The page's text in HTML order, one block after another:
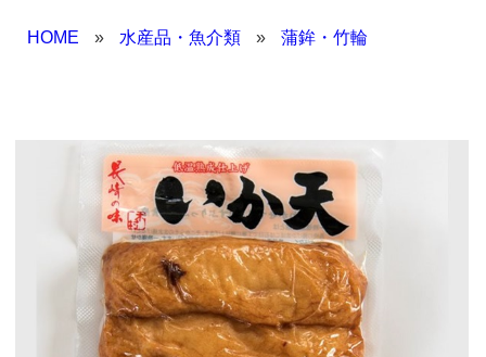
HOME » 水産品・魚介類 » 蒲鉾・竹輪